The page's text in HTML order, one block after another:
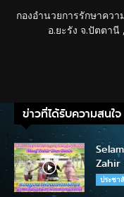
กองอำนวยการรักษาคว
อ.ยะรัง จ.ปัตตานี
ข่าวที่ได้รับความสนใจ
Zahir
ประชา